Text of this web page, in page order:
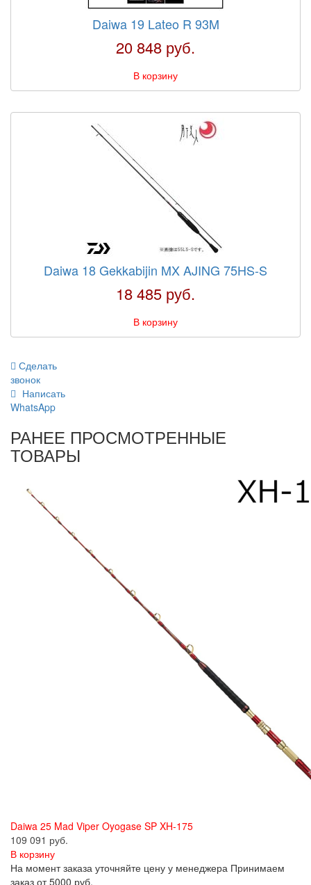
Daiwa 19 Lateo R 93M
20 848 руб.
В корзину
Daiwa 18 Gekkabijin MX AJING 75HS-S
18 485 руб.
В корзину
Сделать
звонок
Написать
WhatsApp
РАНЕЕ ПРОСМОТРЕННЫЕ
ТОВАРЫ
Daiwa 25 Mad Viper Oyogase SP XH-175
109 091 руб.
В корзину
На момент заказа уточняйте цену у менеджера Принимаем
заказ от 5000 руб.